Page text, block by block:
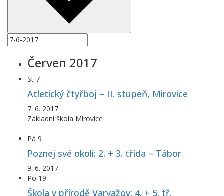
Červen 2017
St 7
Atletický čtyřboj – II. stupeň, Mirovice
7. 6. 2017
Základní škola Mirovice
Pá 9
Poznej své okolí: 2. + 3. třída – Tábor
9. 6. 2017
Po 19
Škola v přírodě Varvažov: 4. + 5. tř.